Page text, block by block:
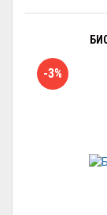
-3%